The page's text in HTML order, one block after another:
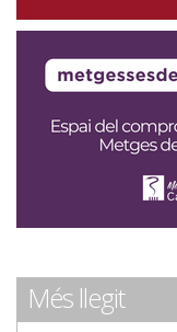
Més llegit